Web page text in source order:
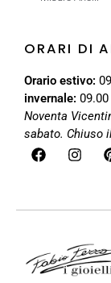
ORARI DI
Orario estivo:
invernale:
Noventa
sabato. Chiuso